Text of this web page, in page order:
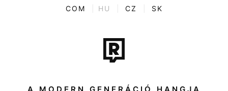
ENTR
Tech-Tudomány
Sport
Társadalom
COM HU CZ SK